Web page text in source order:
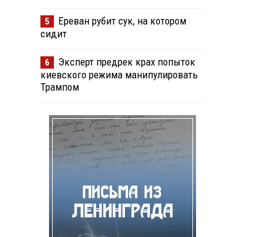
5
Ереван рубит сук, на котором
сидит
6
Эксперт предрек крах попыток
киевского режима манипулировать
Трампом